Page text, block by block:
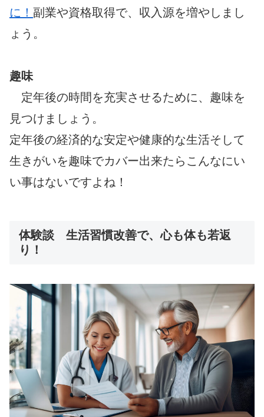
に！ 副業や資格取得で、収入源を増やしまし
ょう。
趣味
定年後の時間を充実させるために、趣味を
見つけましょう。
定年後の経済的な安定や健康的な生活そして
生きがいを趣味でカバー出来たらこんなにい
い事はないですよね！
体験談 生活習慣改善で、心も体も若返
り！